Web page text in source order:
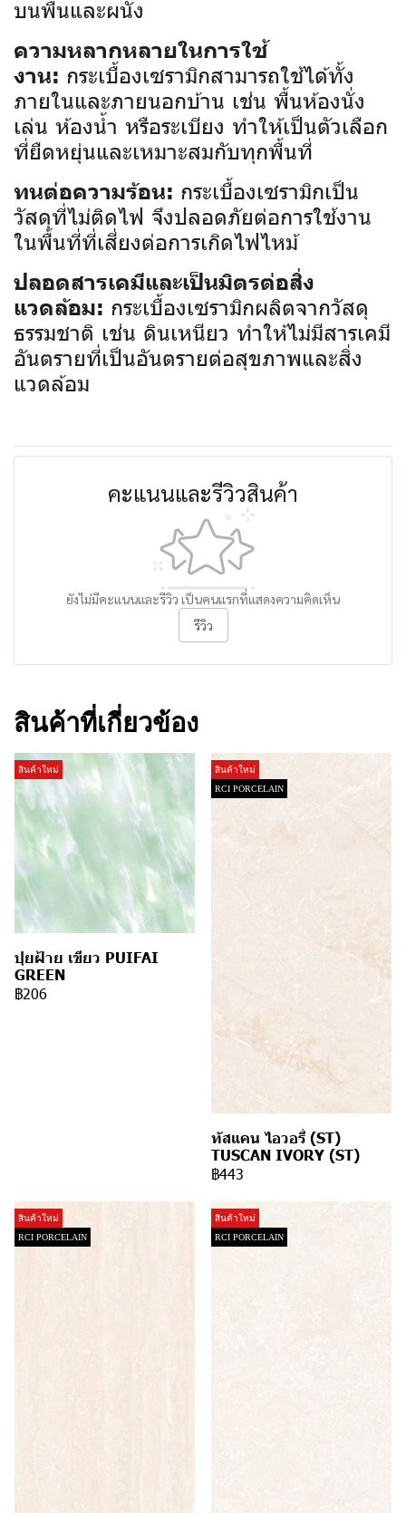
บนพื้นและผนัง
ความหลากหลายในการใช้
งาน: กระเบื้องเซรามิกสามารถใช้ได้ทั้ง
ภายในและภายนอกบ้าน เช่น พื้นห้องนั่ง
เล่น ห้องน้ำ หรือระเบียง ทำให้เป็นตัวเลือก
ที่ยืดหยุ่นและเหมาะสมกับทุกพื้นที่
ทนต่อความร้อน: กระเบื้องเซรามิกเป็น
วัสดุที่ไม่ติดไฟ จึงปลอดภัยต่อการใช้งาน
ในพื้นที่ที่เสี่ยงต่อการเกิดไฟไหม้
ปลอดสารเคมีและเป็นมิตรต่อสิ่ง
แวดล้อม: กระเบื้องเซรามิกผลิตจากวัสดุ
ธรรมชาติ เช่น ดินเหนียว ทำให้ไม่มีสารเคมี
อันตรายที่เป็นอันตรายต่อสุขภาพและสิ่ง
แวดล้อม
คะแนนและรีวิวสินค้า
ยังไม่มีคะแนนและรีวิว เป็นคนแรกที่แสดงความคิดเห็น
รีวิว
สินค้าที่เกี่ยวข้อง
สินค้าใหม่
ปุยฝ้าย เขียว PUIFAI
GREEN
฿206
สินค้าใหม่
RCI PORCELAIN
ทัสแคน ไอวอรี่ (ST)
TUSCAN IVORY (ST)
฿443
สินค้าใหม่
RCI PORCELAIN
สินค้าใหม่
RCI PORCELAIN